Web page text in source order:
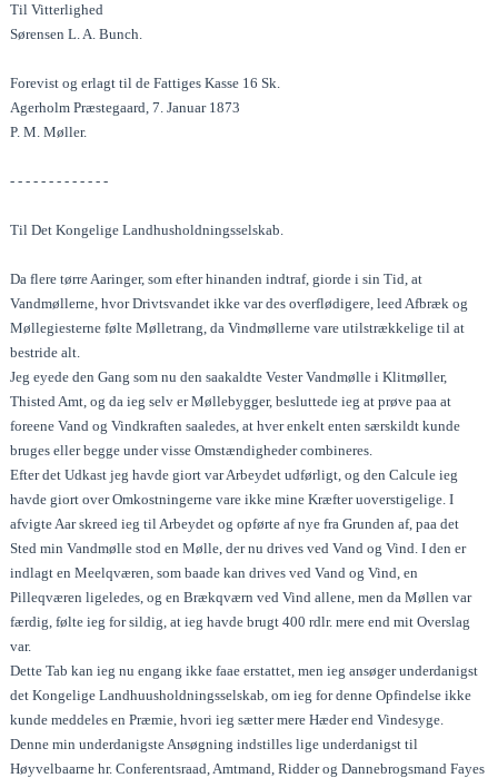
Til Vitterlighed
Sørensen L. A. Bunch.
Forevist og erlagt til de Fattiges Kasse 16 Sk.
Agerholm Præstegaard, 7. Januar 1873
P. M. Møller.
- - - - - - - - - - - - -
Til Det Kongelige Landhusholdningsselskab.
Da flere tørre Aaringer, som efter hinanden indtraf, giorde i sin Tid, at
Vandmøllerne, hvor Drivtsvandet ikke var des overflødigere, leed Afbræk og
Møllegiesterne følte Mølletrang, da Vindmøllerne vare utilstrækkelige til at
bestride alt.
Jeg eyede den Gang som nu den saakaldte Vester Vandmølle i Klitmøller,
Thisted Amt, og da ieg selv er Møllebygger, besluttede ieg at prøve paa at
foreene Vand og Vindkraften saaledes, at hver enkelt enten særskildt kunde
bruges eller begge under visse Omstændigheder combineres.
Efter det Udkast jeg havde giort var Arbeydet udførligt, og den Calcule ieg
havde giort over Omkostningerne vare ikke mine Kræfter uoverstigelige. I
afvigte Aar skreed ieg til Arbeydet og opførte af nye fra Grunden af, paa det
Sted min Vandmølle stod en Mølle, der nu drives ved Vand og Vind. I den er
indlagt en Meelqværen, som baade kan drives ved Vand og Vind, en
Pilleqværen ligeledes, og en Brækqværn ved Vind allene, men da Møllen var
færdig, følte ieg for sildig, at ieg havde brugt 400 rdlr. mere end mit Overslag
var.
Dette Tab kan ieg nu engang ikke faae erstattet, men ieg ansøger underdanigst
det Kongelige Landhuusholdningsselskab, om ieg for denne Opfindelse ikke
kunde meddeles en Præmie, hvori ieg sætter mere Hæder end Vindesyge.
Denne min underdanigste Ansøgning indstilles lige underdanigst til
Høyvelbaarne hr. Conferentsraad, Amtmand, Ridder og Dannebrogsmand Fayes